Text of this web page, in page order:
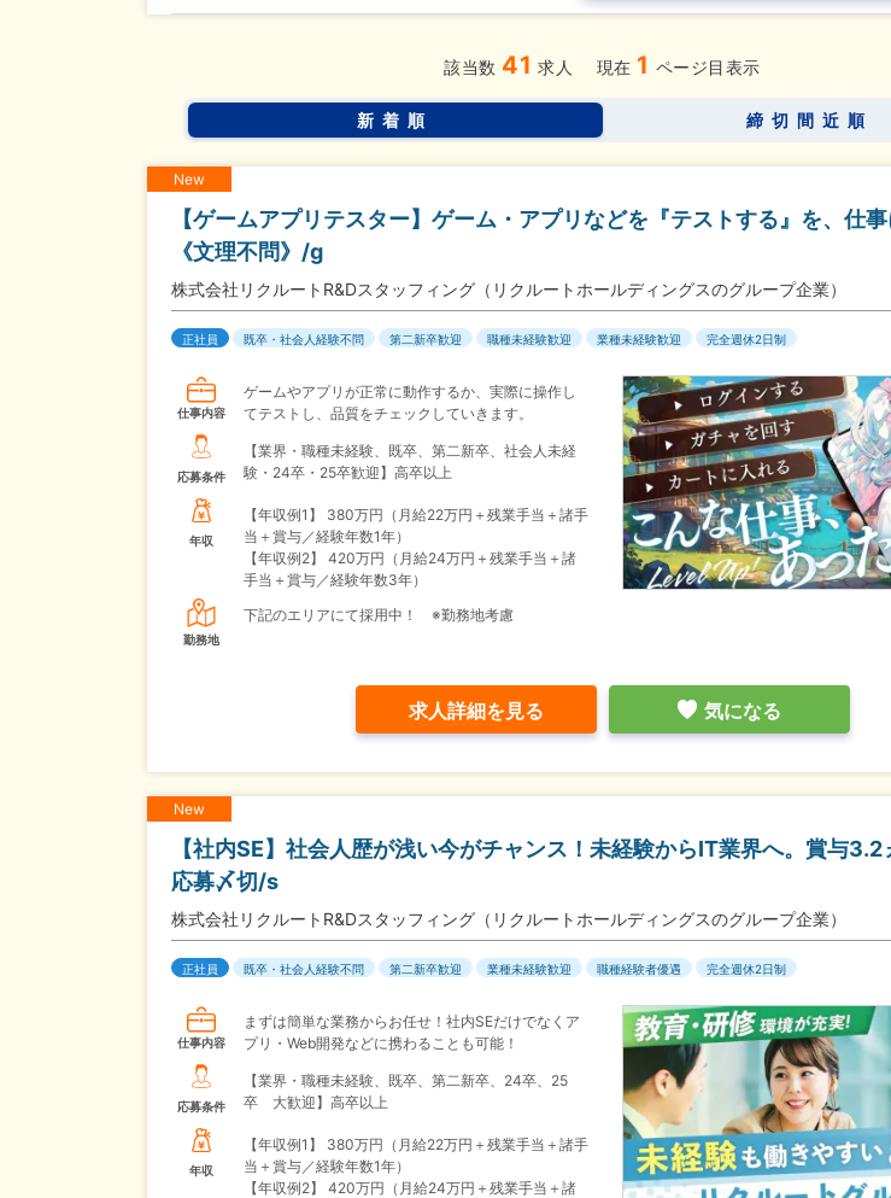
完全週休2日制 年間休日120日以上 残業少なめ（1日1時間以
土日面接OK 書類選考なし
該当数 41 求人 現在 1 ページ目表示
新着順 締切間近順
New
【ゲームアプリテスター】ゲーム・アプリなどを『テストする』を、仕事
《文理不問》/g
株式会社リクルートR&Dスタッフィング（リクルートホールディングスのグループ企業）
正社員 既卒・社会人経験不問 第二新卒歓迎 職種未経験歓迎 業種未経験歓迎 完全週休2日制
仕事内容
ゲームやアプリが正常に動作するか、実際に操作し
てテストし、品質をチェックしていきます。
応募条件
【業界・職種未経験、既卒、第二新卒、社会人未経
験・24卒・25卒歓迎】高卒以上
年収
【年収例1】
380万円（月給22万円＋残業手当＋諸手
当＋賞与／経験年数1年）
【年収例2】
420万円（月給24万円＋残業手当＋諸
手当＋賞与／経験年数3年）
勤務地
下記のエリアにて採用中！ ※勤務地考慮
求人詳細を見る 気になる
New
【社内SE】社会人歴が浅い今がチャンス！未経験からIT業界へ。賞与
応募〆切/s
株式会社リクルートR&Dスタッフィング（リクルートホールディングスのグループ企業）
正社員 既卒・社会人経験不問 第二新卒歓迎 業種未経験歓迎 職種経験者優遇 完全週休2日制
仕事内容
まずは簡単な業務からお任せ！社内SEだけでなくア
プリ・Web開発などに携わることも可能！
応募条件
【業界・職種未経験、既卒、第二新卒、24卒、25
卒 大歓迎】高卒以上
年収
【年収例1】
380万円（月給22万円＋残業手当＋諸手
当＋賞与／経験年数1年）
【年収例2】
420万円（月給24万円＋残業手当＋諸